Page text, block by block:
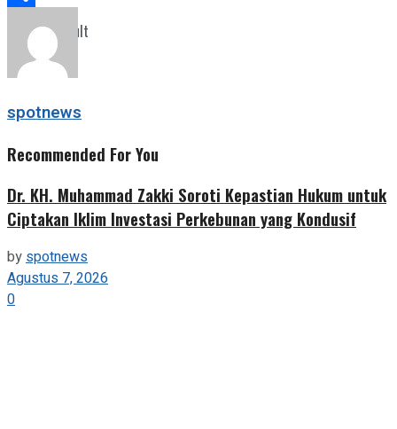
View All Result
spotnews
Recommended For You
Dr. KH. Muhammad Zakki Soroti Kepastian Hukum untuk
Ciptakan Iklim Investasi Perkebunan yang Kondusif
byspotnews
Agustus 7, 2026
0